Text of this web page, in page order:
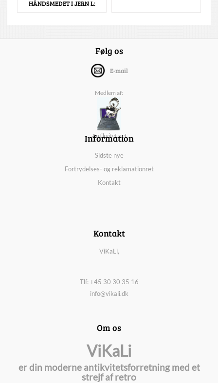
HÅNDSMEDET I JERN L:
Følg os
E-mail
Medlem af:
Antikvitet.net
Information
Sidste nye
Fortrydelses- og reklamationret
Kontakt
Kontakt
ViKaLi,
Tlf: +45 30 30 35 16
info@vikali.dk
Om os
ViKaLi
er din moderne antikvitetsforretning med et
strejf af retro